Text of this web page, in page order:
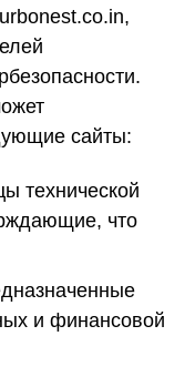
сайты:
технической
что
и финансовой